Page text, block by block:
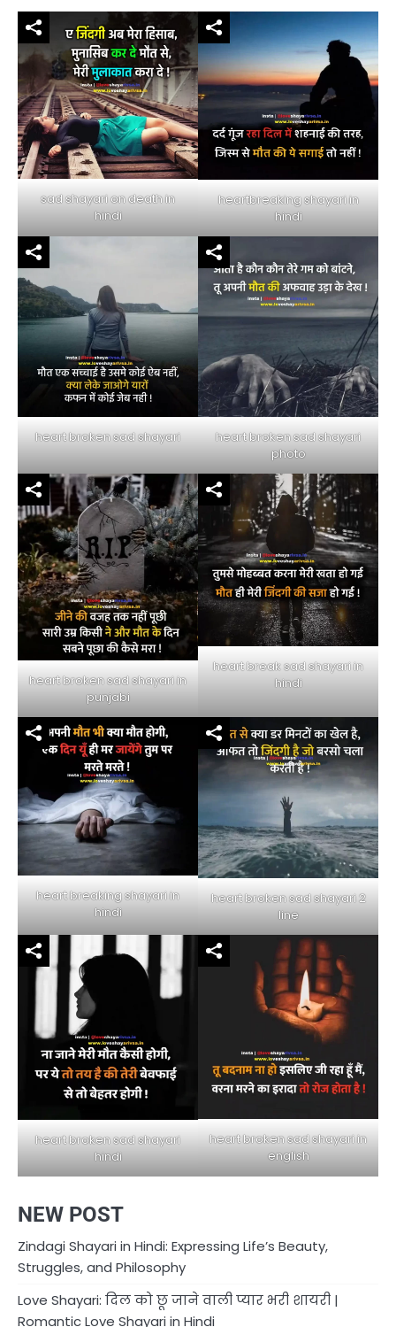
sad shayari on death in
hindi
heartbreaking shayari in
hindi
heart broken sad shayari
heart broken sad shayari
photo
heart broken sad shayari in
punjabi
heart break sad shayari in
hindi
heart breaking shayari in
hindi
heart broken sad shayari 2
line
heart broken sad shayari
hindi
heart broken sad shayari in
english
NEW POST
Zindagi Shayari in Hindi: Expressing Life’s Beauty,
Struggles, and Philosophy
Love Shayari: दिल को छू जाने वाली प्यार भरी शायरी |
Romantic Love Shayari in Hindi